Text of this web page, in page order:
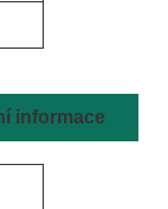
informace